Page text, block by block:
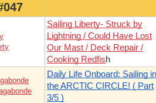
Sailing Liberty- Struck by
Lightning / Could Have Lost
Our Mast / Deck Repair /
Cooking Redfish
Daily Life Onboard: Sailing in
the ARCTIC CIRCLE! ( Part
3/5 )